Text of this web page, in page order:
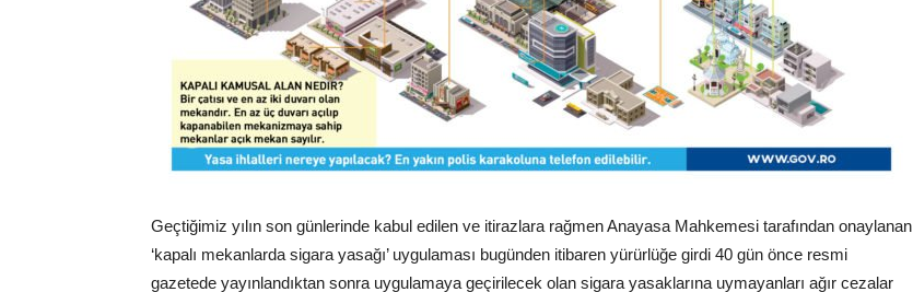
Geçtiğimiz yılın son günlerinde kabul edilen ve itirazlara rağmen Anayasa Mahkemesi tarafından onaylanan
‘kapalı mekanlarda sigara yasağı’ uygulaması bugünden itibaren yürürlüğe girdi 40 gün önce resmi
gazetede yayınlandıktan sonra uygulamaya geçirilecek olan sigara yasaklarına uymayanları ağır cezalar